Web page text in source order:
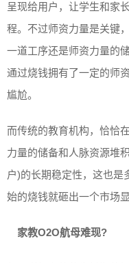
呈现给用户，让学生和家
程。不过师资力量是关键
一道工序还是师资力量的
通过烧钱拥有了一定的师
尴尬。
而传统的教育机构，恰恰
力量的储备和人脉资源堆
户)的长期稳定性，这也是
始的烧钱就砸出一个市场
家教O2O航母难现?